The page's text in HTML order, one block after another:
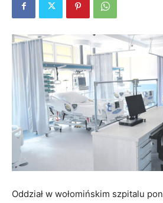
Oddział w wołomińskim szpitalu